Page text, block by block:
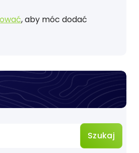
, aby móc dodać
Szukaj